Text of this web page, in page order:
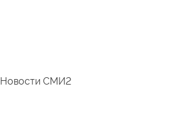
Новости СМИ2